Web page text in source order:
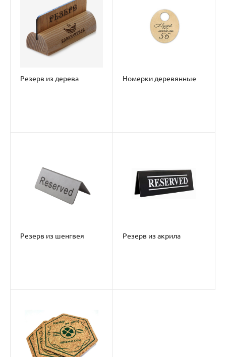
Резерв из дерева Номерки деревянные
Резерв из шенгвея Резерв из акрила